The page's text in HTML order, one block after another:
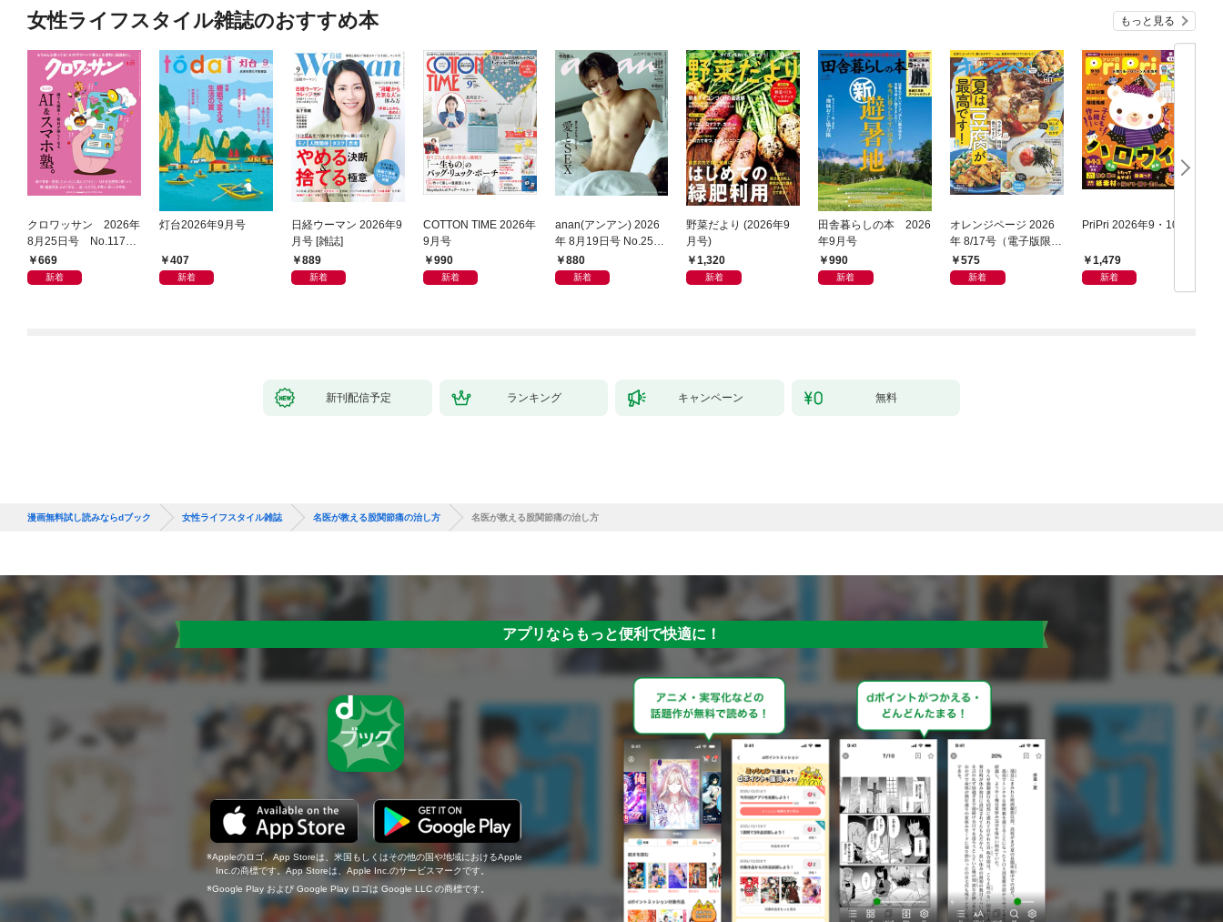
女性ライフスタイル雑誌のおすすめ本 もっと見る
クロワッサン 2026年
8月25日号 No.1171
[大人のAI＆スマホ
塾。]
669
新着
灯台2026年9月号
407
新着
日経ウーマン 2026年9
月号 [雑誌]
889
新着
COTTON TIME 2026年
9月号
990
新着
anan(アンアン) 2026
年 8月19日号 No.2507
[愛とSEX]
880
新着
野菜だより (2026年9
月号)
1,320
新着
田舎暮らしの本 2026
年9月号
990
新着
オレンジページ 2026
年 8/17号（電子版限定
特典付き）
575
新着
PriPri 2026年9・10月
1,479
新着
新刊配信予定 ランキング キャンペーン 無料
漫画無料試し読みならdブック 女性ライフスタイル雑誌 名医が教える股関節痛の治し方 名医が教える股関節痛の治し方
アプリならもっと便利で快適に！
Appleのロゴ、App Storeは、米国もしくはその他の国や地域におけるApple
Inc.の商標です。App Storeは、Apple Inc.のサービスマークです。
Google Play および Google Play ロゴは Google LLC の商標です。